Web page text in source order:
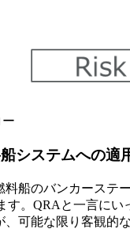
システムへの適
料船のバンカーステ
す。QRAと一言にい
、可能な限り客観的